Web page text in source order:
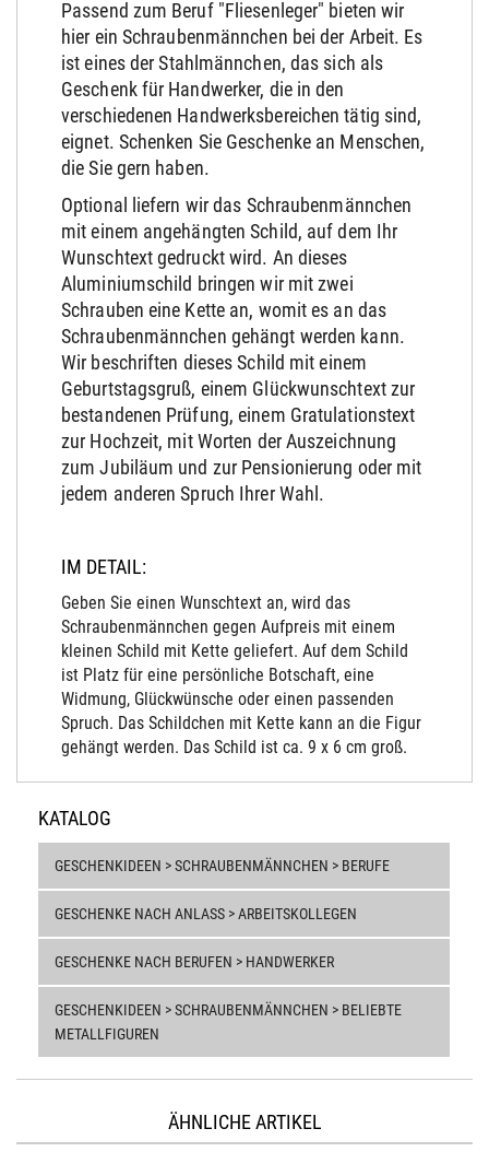
Passend zum Beruf "Fliesenleger" bieten wir
hier ein Schraubenmännchen bei der Arbeit. Es
ist eines der Stahlmännchen, das sich als
Geschenk für Handwerker, die in den
verschiedenen Handwerksbereichen tätig sind,
eignet. Schenken Sie Geschenke an Menschen,
die Sie gern haben.
Optional liefern wir das Schraubenmännchen
mit einem angehängten Schild, auf dem Ihr
Wunschtext gedruckt wird. An dieses
Aluminiumschild bringen wir mit zwei
Schrauben eine Kette an, womit es an das
Schraubenmännchen gehängt werden kann.
Wir beschriften dieses Schild mit einem
Geburtstagsgruß, einem Glückwunschtext zur
bestandenen Prüfung, einem Gratulationstext
zur Hochzeit, mit Worten der Auszeichnung
zum Jubiläum und zur Pensionierung oder mit
jedem anderen Spruch Ihrer Wahl.
IM DETAIL:
Geben Sie einen Wunschtext an, wird das
Schraubenmännchen gegen Aufpreis mit einem
kleinen Schild mit Kette geliefert. Auf dem Schild
ist Platz für eine persönliche Botschaft, eine
Widmung, Glückwünsche oder einen passenden
Spruch. Das Schildchen mit Kette kann an die Figur
gehängt werden. Das Schild ist ca. 9 x 6 cm groß.
KATALOG
GESCHENKIDEEN > SCHRAUBENMÄNNCHEN > BERUFE
GESCHENKE NACH ANLASS > ARBEITSKOLLEGEN
GESCHENKE NACH BERUFEN > HANDWERKER
GESCHENKIDEEN > SCHRAUBENMÄNNCHEN > BELIEBTE
METALLFIGUREN
ÄHNLICHE ARTIKEL